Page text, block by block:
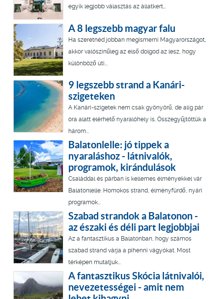
egyik legjobb választás az állatkert…
A 8 legszebb magyar falu
Ha szeretnéd jobban megismerni Magyarországot,
akkor valószínűleg az első dolgod az lesz, hogy
különböző úti...
9 legszebb strand a Kanári-
szigeteken
A Kanári-szigetek nem csak gyönyörű, de alig pár
óra alatt elérhető nyaralóhely is. Összegyűjtöttük a
három...
Balatonlelle: jó tippek a
nyaraláshoz - látnivalók,
programok, kirándulások
Családdal és párban is kellemes élményekkel vár
Balatonlelle. Homokos strand, élményfürdő, nyári
programok...
Szabad strandok a Balatonon -
az északi és déli part legjobbjai
Az a fantasztikus a Balatonban, hogy számos
szabad strand várja a pihenni vágyókat. Most
térképen mutatjuk...
A fantasztikus Skócia látnivalói,
nevezetességei - amit nem